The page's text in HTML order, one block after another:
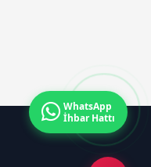
WhatsApp
İhbar Hattı